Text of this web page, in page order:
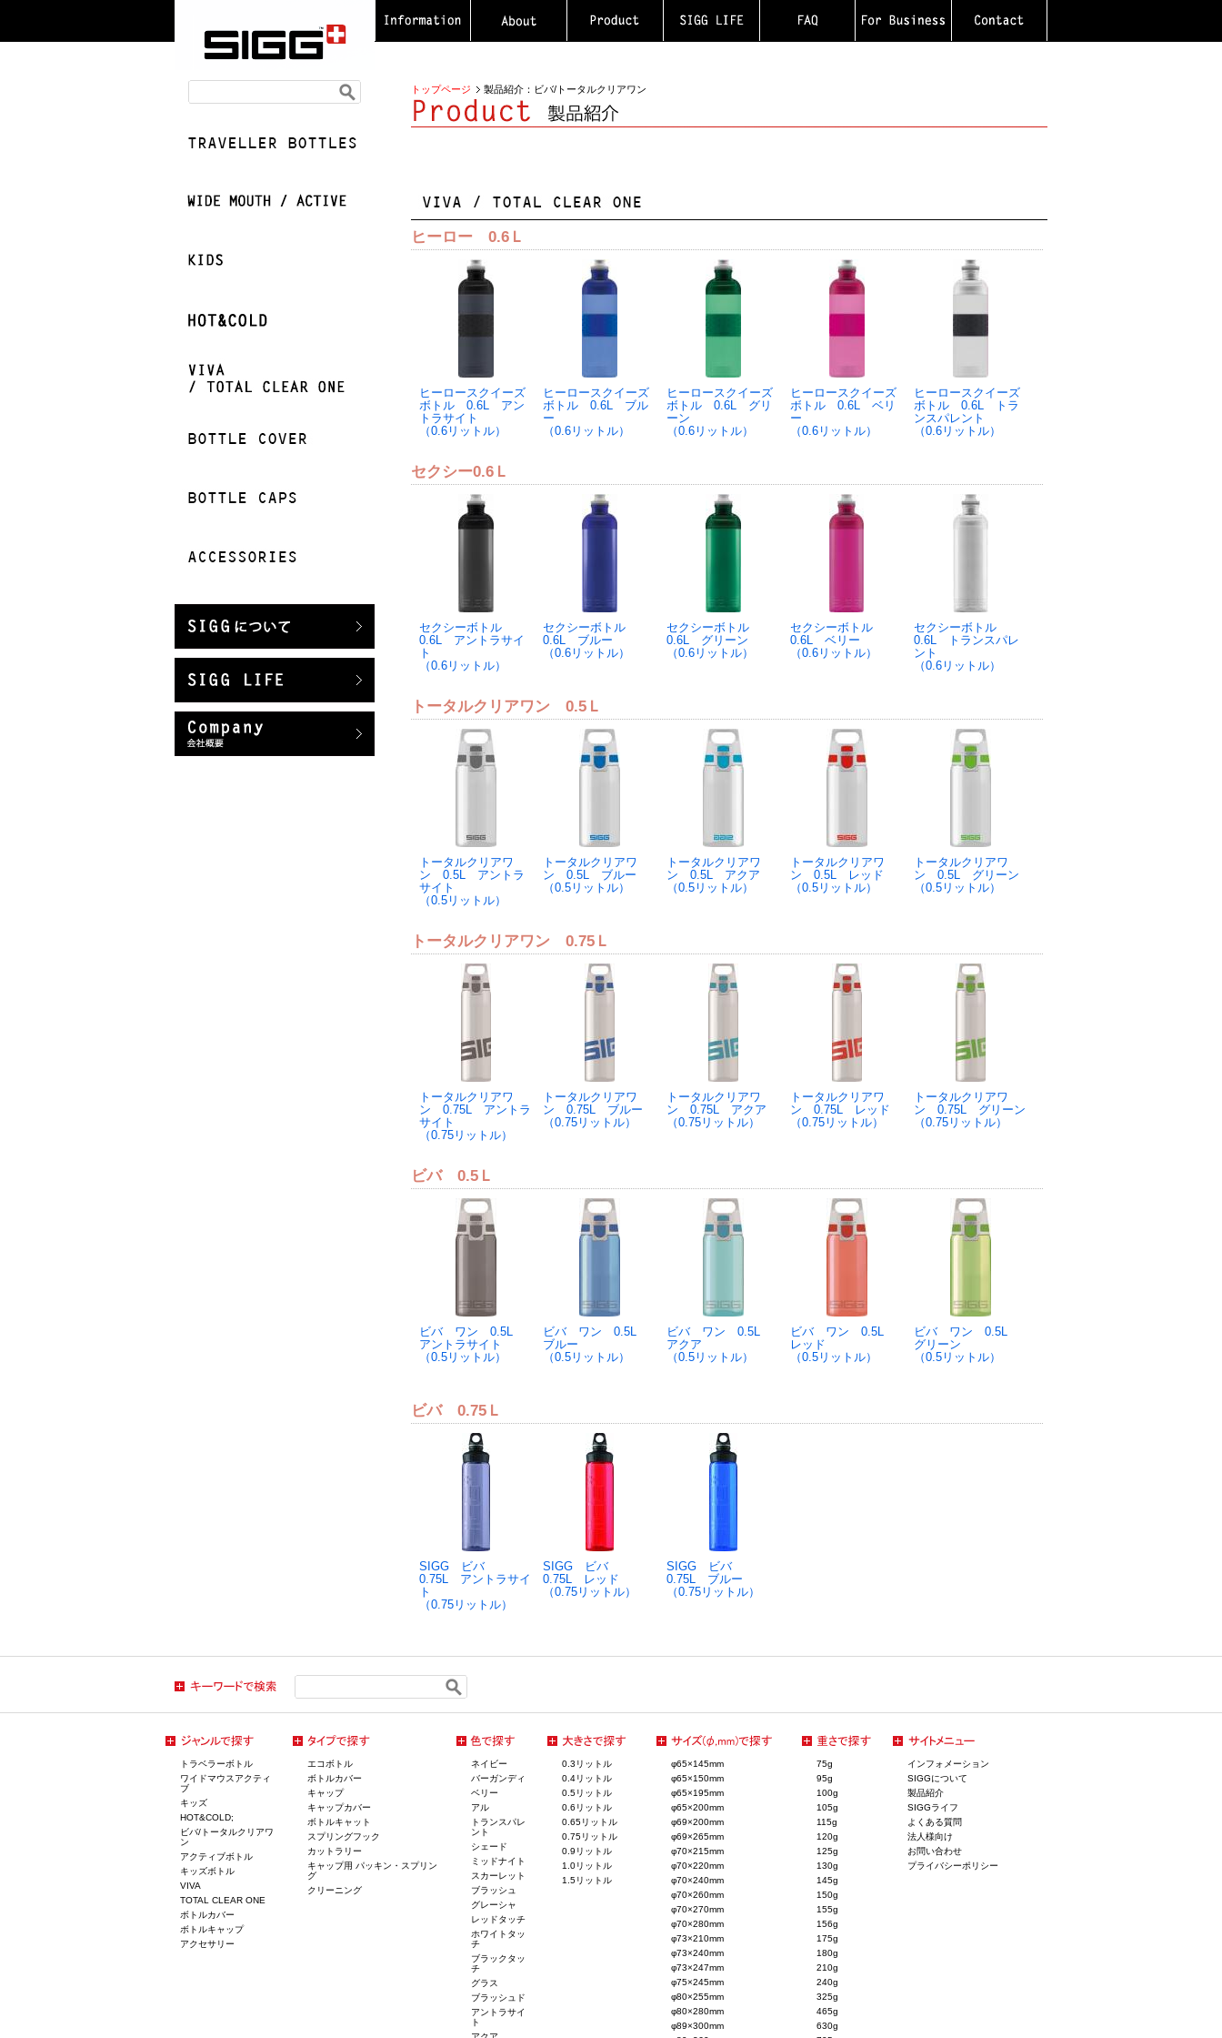
トップページ 製品紹介：ビバ/トータルクリアワン
ヒーロー 0.6Ｌ
ヒーロースクイーズ
ボトル 0.6L アン
トラサイト
（0.6リットル）
ヒーロースクイーズ
ボトル 0.6L ブル
ー
（0.6リットル）
ヒーロースクイーズ
ボトル 0.6L グリ
ーン
（0.6リットル）
ヒーロースクイーズ
ボトル 0.6L ベリ
ー
（0.6リットル）
ヒーロースクイーズ
ボトル 0.6L トラ
ンスパレント
（0.6リットル）
セクシー0.6Ｌ
セクシーボトル
0.6L アントラサイ
ト
（0.6リットル）
セクシーボトル
0.6L ブルー
（0.6リットル）
セクシーボトル
0.6L グリーン
（0.6リットル）
セクシーボトル
0.6L ベリー
（0.6リットル）
セクシーボトル
0.6L トランスパレ
ント
（0.6リットル）
トータルクリアワン 0.5Ｌ
トータルクリアワ
ン 0.5L アントラ
サイト
（0.5リットル）
トータルクリアワ
ン 0.5L ブルー
（0.5リットル）
トータルクリアワ
ン 0.5L アクア
（0.5リットル）
トータルクリアワ
ン 0.5L レッド
（0.5リットル）
トータルクリアワ
ン 0.5L グリーン
（0.5リットル）
トータルクリアワン 0.75Ｌ
トータルクリアワ
ン 0.75L アントラ
サイト
（0.75リットル）
トータルクリアワ
ン 0.75L ブルー
（0.75リットル）
トータルクリアワ
ン 0.75L アクア
（0.75リットル）
トータルクリアワ
ン 0.75L レッド
（0.75リットル）
トータルクリアワ
ン 0.75L グリーン
（0.75リットル）
ビバ 0.5Ｌ
ビバ ワン 0.5L
アントラサイト
（0.5リットル）
ビバ ワン 0.5L
ブルー
（0.5リットル）
ビバ ワン 0.5L
アクア
（0.5リットル）
ビバ ワン 0.5L
レッド
（0.5リットル）
ビバ ワン 0.5L
グリーン
（0.5リットル）
ビバ 0.75Ｌ
SIGG ビバ
0.75L アントラサイ
ト
（0.75リットル）
SIGG ビバ
0.75L レッド
（0.75リットル）
SIGG ビバ
0.75L ブルー
（0.75リットル）
トラベラーボトル
ワイドマウスアクティ
ブ
キッズ
HOT&COLD;
ビバ/トータルクリアワ
ン
アクティブボトル
キッズボトル
VIVA
TOTAL CLEAR ONE
ボトルカバー
ボトルキャップ
アクセサリー
エコボトル
ボトルカバー
キャップ
キャップカバー
ボトルキャット
スプリングフック
カットラリー
キャップ用 パッキン・スプリン
グ
クリーニング
ネイビー
バーガンディ
ベリー
アル
トランスパレ
ント
シェード
ミッドナイト
スカーレット
ブラッシュ
グレーシャ
レッドタッチ
ホワイトタッ
チ
ブラックタッ
チ
グラス
ブラッシュド
アントラサイ
ト
0.3リットル
0.4リットル
0.5リットル
0.6リットル
0.65リットル
0.75リットル
0.9リットル
1.0リットル
1.5リットル
φ65×145mm
φ65×150mm
φ65×195mm
φ65×200mm
φ69×200mm
φ69×265mm
φ70×215mm
φ70×220mm
φ70×240mm
φ70×260mm
φ70×270mm
φ70×280mm
φ73×210mm
φ73×240mm
φ73×247mm
φ75×245mm
φ80×255mm
φ80×280mm
φ89×300mm
75g
95g
100g
105g
115g
120g
125g
130g
145g
150g
155g
156g
175g
180g
210g
240g
325g
465g
630g
インフォメーション
SIGGについて
製品紹介
SIGGライフ
よくある質問
法人様向け
お問い合わせ
プライバシーポリシー